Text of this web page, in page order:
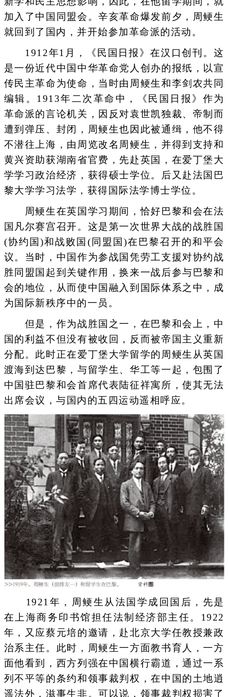
加入了中国同盟会。辛亥革命爆发前夕，周鲠生
就回到了国内，并开始参加革命派的活动。
1912年1月，《民国日报》在汉口创刊。这
是一份近代中国中华革命党人创办的报纸，以宣
传民主革命为使命，当时由周鲠生和李剑农共同
编辑。1913年二次革命中，《民国日报》作为
革命派的言论机关，因反对袁世凯独裁、帝制而
遭到弹压、封闭，周鲠生也因此被通缉，他不得
不潜往上海，由周览改名周鲠生，并得到支持和
黄兴资助获湖南省官费，先赴英国，在爱丁堡大
学学习政治经济，获得硕士学位。后又赴法国巴
黎大学学习法学，获得国际法学博士学位。
周鲠生在英国学习期间，恰好巴黎和会在法
国凡尔赛宫召开。这是第一次世界大战的战胜国
(协约国)和战败国(同盟国)在巴黎召开的和平会
议。当时，中国作为参战国凭劳工支援对协约战
胜同盟国起到关键作用，换来一战后参与巴黎和
会的地位，从而使中国融入到国际体系之中，成
为国际新秩序中的一员。
但是，作为战胜国之一，在巴黎和会上，中
国的利益不但没有被收回，反而被帝国主义重新
分配。此时正在爱丁堡大学留学的周鲠生从英国
渡海到达巴黎，与留学生、华工等一起，包围了
中国驻巴黎和会首席代表陆征祥寓所，使其无法
出席会议，与国内的五四运动遥相呼应。
1921年，周鲠生从法国学成回国后，先是
在上海商务印书馆担任法制经济部主任。1922
年，又应蔡元培的邀请，赴北京大学任教授兼政
治系主任。此时，周鲠生一方面教书育人，一方
面他看到，西方列强在中国横行霸道，通过一系
列不平等的条约和领事裁判权，在中国的土地逍
遥法外，滋事生非。可以说，领事裁判权损害了